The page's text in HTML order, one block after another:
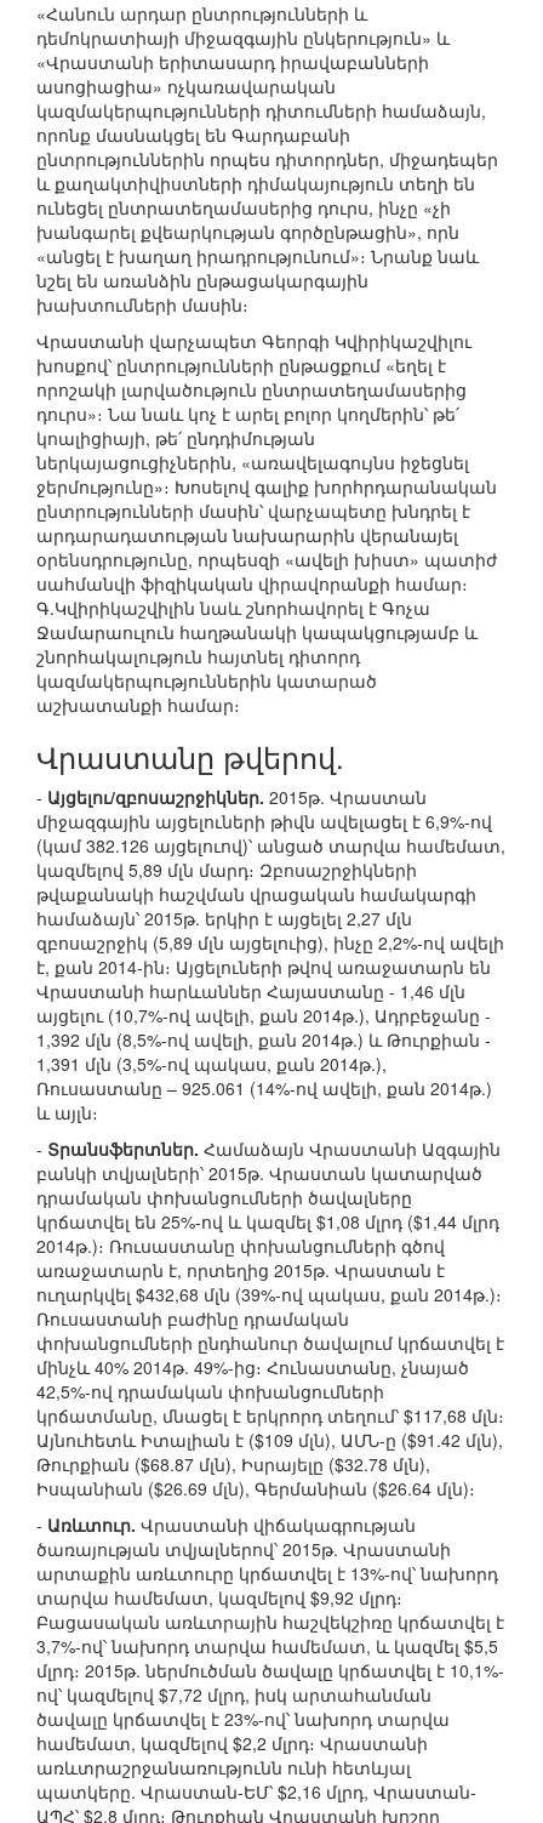
«Հանուն արդար ընտրությունների և
դեմոկրատիայի միջազգային ընկերություն» և
«Վրաստանի երիտասարդ իրավաբանների
ասոցիացիա» ոչկառավարական
կազմակերպությունների դիտումների համաձայն,
որոնք մասնակցել են Գարդաբանի
ընտրություններին որպես դիտորդներ, միջադեպեր
և քաղակտիվիստների դիմակայություն տեղի են
ունեցել ընտրատեղամասերից դուրս, ինչը «չի
խանգարել քվեարկության գործընթացին», որն
«անցել է խաղաղ իրադրությունում»։ Նրանք նաև
նշել են առանձին ընթացակարգային
խախտումների մասին։
Վրաստանի վարչապետ Գեորգի Կվիրիկաշվիլու
խոսքով՝ ընտրությունների ընթացքում «եղել է
որոշակի լարվածություն ընտրատեղամասերից
դուրս»։ Նա նաև կոչ է արել բոլոր կողմերին՝ թե՛
կոալիցիայի, թե՛ ընդդիմության
ներկայացուցիչներին, «առավելագույնս իջեցնել
ջերմությունը»։ Խոսելով գալիք խորհրդարանական
ընտրությունների մասին՝ վարչապետը խնդրել է
արդարադատության նախարարին վերանայել
օրենսդրությունը, որպեսզի «ավելի խիստ» պատիժ
սահմանվի ֆիզիկական վիրավորանքի համար։
Գ.Կվիրիկաշվիլին նաև շնորհավորել է Գոչա
Ջամարաուլուն հաղթանակի կապակցությամբ և
շնորհակալություն հայտնել դիտորդ
կազմակերպություններին կատարած
աշխատանքի համար։
Վրաստանը թվերով.
- Այցելու/զբոսաշրջիկներ. 2015թ. Վրաստան
միջազգային այցելուների թիվն ավելացել է 6,9%-ով
(կամ 382.126 այցելուով)՝ անցած տարվա համեմատ,
կազմելով 5,89 մլն մարդ։ Զբոսաշրջիկների
թվաքանակի հաշվման վրացական համակարգի
համաձայն՝ 2015թ. երկիր է այցելել 2,27 մլն
զբոսաշրջիկ (5,89 մլն այցելուից), ինչը 2,2%-ով ավելի
է, քան 2014-ին։ Այցելուների թվով առաջատարն են
Վրաստանի հարևաններ Հայաստանը - 1,46 մլն
այցելու (10,7%-ով ավելի, քան 2014թ.), Ադրբեջանը -
1,392 մլն (8,5%-ով ավելի, քան 2014թ.) և Թուրքիան -
1,391 մլն (3,5%-ով պակաս, քան 2014թ.),
Ռուսաստանը – 925.061 (14%-ով ավելի, քան 2014թ.)
և այլն։
- Տրանսֆերտներ. Համաձայն Վրաստանի Ազգային
բանկի տվյալների՝ 2015թ. Վրաստան կատարված
դրամական փոխանցումների ծավալները
կրճատվել են 25%-ով և կազմել $1,08 մլրդ ($1,44 մլրդ
2014թ.)։ Ռուսաստանը փոխանցումների գծով
առաջատարն է, որտեղից 2015թ. Վրաստան է
ուղարկվել $432,68 մլն (39%-ով պակաս, քան 2014թ.)։
Ռուսաստանի բաժինը դրամական
փոխանցումների ընդհանուր ծավալում կրճատվել է
մինչև 40% 2014թ. 49%-ից։ Հունաստանը, չնայած
42,5%-ով դրամական փոխանցումների
կրճատմանը, մնացել է երկրորդ տեղում՝ $117,68 մլն։
Այնուհետև Իտալիան է ($109 մլն), ԱՄՆ-ը ($91.42 մլն),
Թուրքիան ($68.87 մլն), Իսրայելը ($32.78 մլն),
Իսպանիան ($26.69 մլն), Գերմանիան ($26.64 մլն)։
- Առևտուր. Վրաստանի վիճակագրության
ծառայության տվյալներով՝ 2015թ. Վրաստանի
արտաքին առևտուրը կրճատվել է 13%-ով՝ նախորդ
տարվա համեմատ, կազմելով $9,92 մլրդ։
Բացասական առևտրային հաշվեկշիռը կրճատվել է
3,7%-ով՝ նախորդ տարվա համեմատ, և կազմել $5,5
մլրդ։ 2015թ. ներմուծման ծավալը կրճատվել է 10,1%-
ով՝ կազմելով $7,72 մլրդ, իսկ արտահանման
ծավալը կրճատվել է 23%-ով՝ նախորդ տարվա
համեմատ, կազմելով $2,2 մլրդ։ Վրաստանի
առևտրաշրջանառությունն ունի հետևյալ
պատկերը. Վրաստան-ԵՄ՝ $2,16 մլրդ, Վրաստան-
ԱՊՀ՝ $2,8 մլրդ։ Թուրքիան Վրաստանի խոշոր